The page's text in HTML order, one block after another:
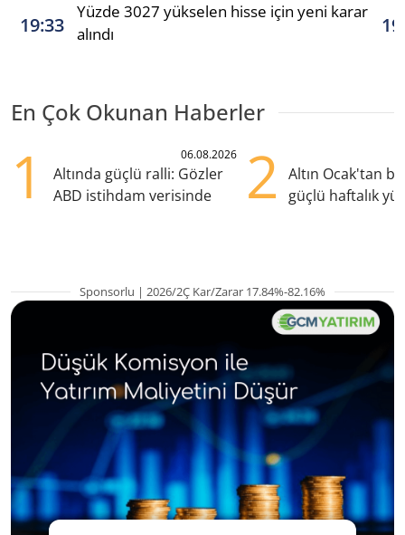
19:33
Yüzde 3027 yükselen hisse için yeni karar
alındı
En Çok Okunan Haberler
1 06.08.2026
Altında güçlü ralli: Gözler
ABD istihdam verisinde
2
Altın Ocak'tan
güçlü haftalık
Sponsorlu | 2026/2Ç Kar/Zarar 17.84%-82.16%